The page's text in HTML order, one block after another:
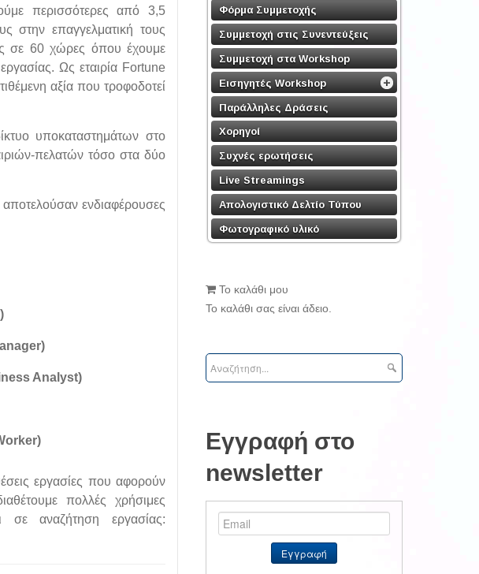
περισσότερες από 3,5
στην επαγγελματική τους
σε 60 χώρες όπου έχουμε
Ως εταιρία Fortune
αξία που τροφοδοτεί
υποκαταστημάτων στο
πελατών τόσο στα δύο
ενδιαφέρουσες
Analyst)
εργασίες που αφορούν
πολλές χρήσιμες
αναζήτηση εργασίας:
Φόρμα Συμμετοχής
Συμμετοχή στις Συνεντεύξεις
Συμμετοχή στα Workshop
Εισηγητές Workshop
Παράλληλες Δράσεις
Χορηγοί
Συχνές ερωτήσεις
Live Streamings
Απολογιστικό Δελτίο Τύπου
Φωτογραφικό υλικό
Το καλάθι μου
Το καλάθι σας είναι άδειο.
Εγγραφή στο
newsletter